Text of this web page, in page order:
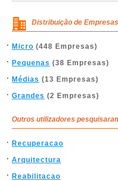
Distribuição de
Micro (448 Empresas)
Pequenas (38 Empresas)
Médias (13 Empresas)
Grandes (2 Empresas)
Outros utilizadores
Recuperacao
Arquitectura
Reabilitacao